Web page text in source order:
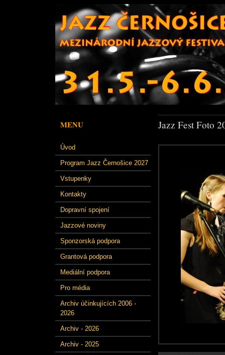
MENU
Úvod
Program Jazz Černošice 2027
Vstupenky
Kontakty
Dopravní spojení
Jazzové noviny
Sponzorská podpora
Grantová podpora
Mediální podpora
Pro média
Archiv účinkujících 2006 -
2026
Archiv - 2026
Archiv - 2025
Jazz Fest Foto